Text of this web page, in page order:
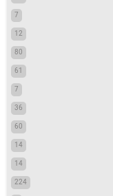
7
12
80
61
7
36
60
14
14
224